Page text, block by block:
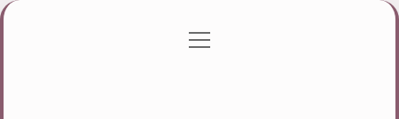
Gizlilik Politikası
menüyü